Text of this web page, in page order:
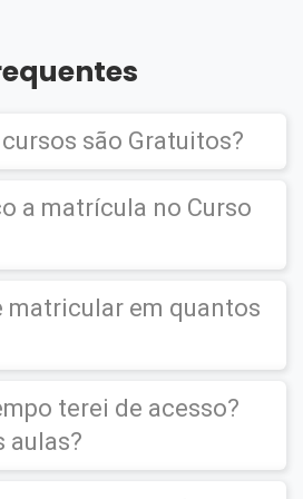
são Gratuitos?
porém caso deseje emitir o
é cobrado uma taxa de
(O certificado Digital não é
residência, este ficará
a matrícula no Curso
para ver um vídeo de como
em um
matricular em quantos
matricular em quantos
terei de acesso?
aulas?